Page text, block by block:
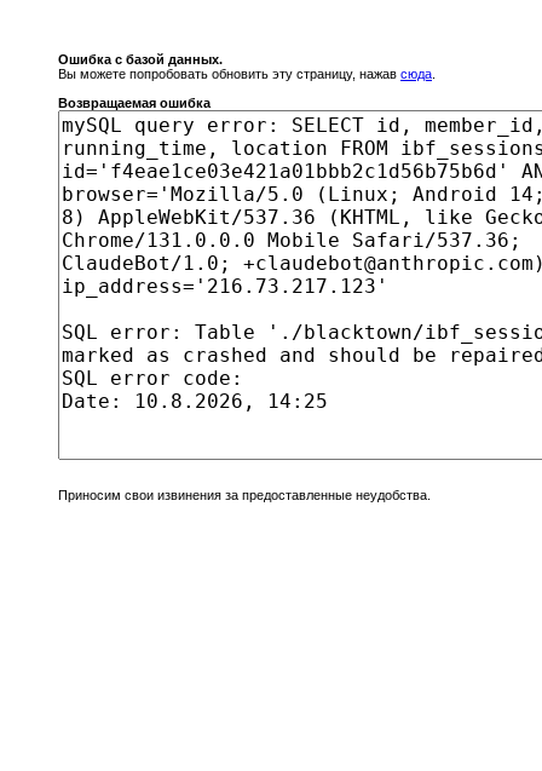
Ошибка с базой данных.
Вы можете попробовать обновить эту страницу, нажав сюда
Возвращаемая ошибка
Приносим свои извинения за предоставленные неудобства.